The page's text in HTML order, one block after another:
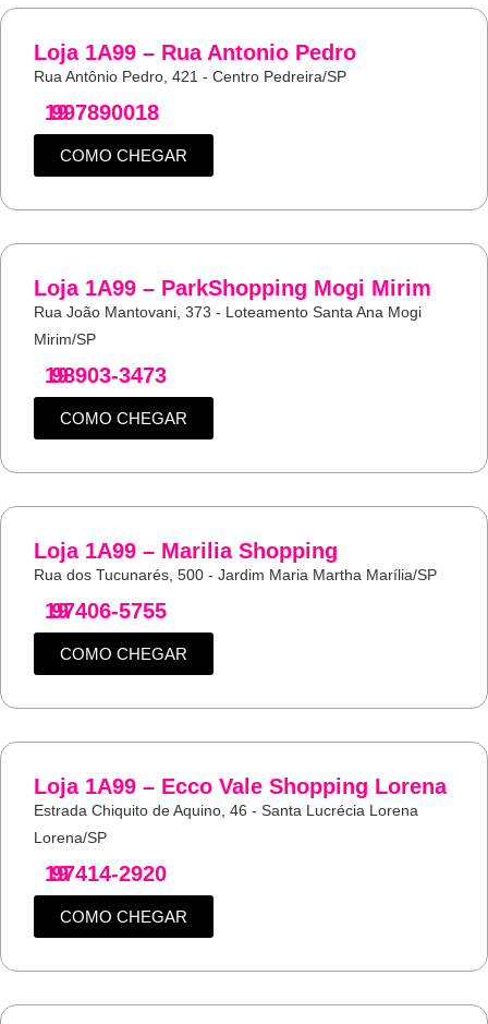
Loja 1A99 – Rua Antonio Pedro
Rua Antônio Pedro, 421 - Centro Pedreira/SP
19
997890018
COMO CHEGAR
Loja 1A99 – ParkShopping Mogi Mirim
Rua João Mantovani, 373 - Loteamento Santa Ana Mogi
Mirim/SP
19
98903-3473
COMO CHEGAR
Loja 1A99 – Marilia Shopping
Rua dos Tucunarés, 500 - Jardim Maria Martha Marília/SP
19
97406-5755
COMO CHEGAR
Loja 1A99 – Ecco Vale Shopping Lorena
Estrada Chiquito de Aquino, 46 - Santa Lucrécia Lorena
Lorena/SP
19
97414-2920
COMO CHEGAR